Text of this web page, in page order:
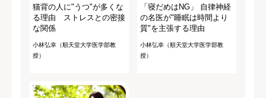
猫背の人に"うつ"が多くな
る理由 ストレスとの密接
な関係
小林弘幸（順天堂大学医学部教
授）
「寝だめはNG」 自律神経
の名医が"睡眠は時間より
質"を主張する理由
小林弘幸（順天堂大学医学部教
授）